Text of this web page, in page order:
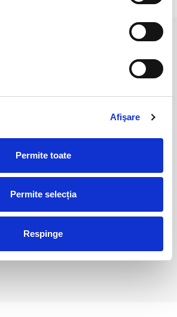
Afişare
Permite toate
Permite selecția
Respinge
m01
Obelisc malachit unicat m02
200,00 Lei